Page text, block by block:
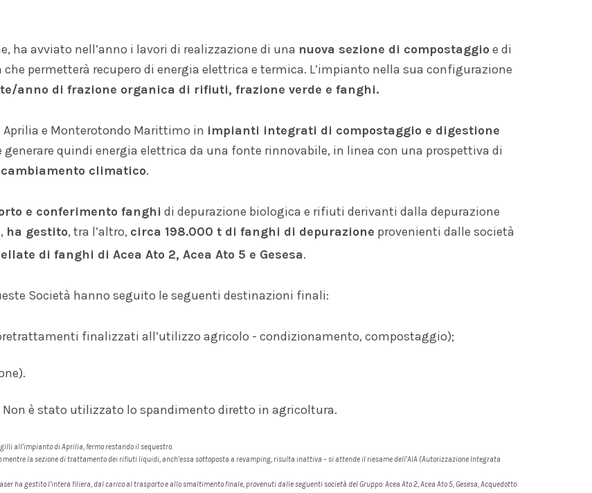
ha avviato nell’anno i lavori di realizzazione di una nuova sezione di compostaggio e di
che permetterà recupero di energia elettrica e termica. L’impianto nella sua configurazione
anno di frazione organica di rifiuti, frazione verde e fanghi.
e Monterotondo Marittimo in impianti integrati di compostaggio e digestione
quindi energia elettrica da una fonte rinnovabile, in linea con una prospettiva di
climatico.
e conferimento fanghi di depurazione biologica e rifiuti derivanti dalla depurazione
ha gestito, tra l’altro, circa 198.000 t di fanghi di depurazione provenienti dalle società
di fanghi di Acea Ato 2, Acea Ato 5 e Gesesa.
Società hanno seguito le seguenti destinazioni finali:
finalizzati all’utilizzo agricolo - condizionamento, compostaggio);
è stato utilizzato lo spandimento diretto in agricoltura.
all’impianto di Aprilia, fermo restando il sequestro.
la sezione di trattamento dei rifiuti liquidi, anch’essa sottoposta a revamping, risulta inattiva – si attende il riesame dell’AIA (Autorizzazione Integrata
ha gestito l’intera filiera, dal carico al trasporto e allo smaltimento finale, provenuti dalle seguenti società del Gruppo: Acea Ato 2, Acea Ato 5, Gesesa, Acquedotto